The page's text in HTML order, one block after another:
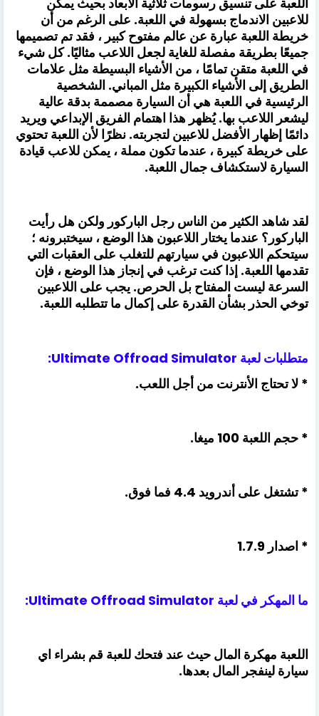
للاعبين الاندماج بسهولة في اللعبة. على الرغم من أن
خريطة اللعبة عبارة عن عالم مفتوح كبير ، فقد تم تصميمها
جميعًا بطريقة مفصلة للغاية لجعل اللاعب مثاليًا. كل شيء
في اللعبة متقن تمامًا ، من الأشياء البسيطة مثل علامات
الطريق إلى الأشياء الكبيرة مثل المباني. الشخصية
الرئيسية في اللعبة هي أن السيارة مصممة بدقة عالية
ليشعر اللاعب بها. يُظهر هذا اهتمام الفريق الإبداعي ويريد
دائمًا إظهار الأفضل للاعبين لتجربته. نظرًا لأن اللعبة تحتوي
على خريطة كبيرة ، عندما تكون مملة ، يمكن للاعب قيادة
السيارة لاستكشاف جمال اللعبة.
لقد شاهد الكثير من الناس رجل الباركور ولكن هل رأيت
الباركور؟ عندما يختار اللاعبون هذا الوضع ، سيختبرونه ؛
سيتحكم اللاعبون في سيارتهم للتغلب على العقبات التي
تقدمها اللعبة. إذا كنت ترغب في إنجاز هذا الوضع ، فإن
السرعة ليست المفتاح بل الحرص. يجب على اللاعبين
توخي الحذر بشأن القدرة على إكمال ما تتطلبه اللعبة.
متطلبات لعبة Ultimate Offroad Simulator:
* لا تحتاج الأنترنت من أجل اللعب.
* حجم اللعبة 100 ميغا.
* تشتغل على أندرويد 4.4 فما فوق.
* اصدار 1.7.9
ما المهكر في لعبة Ultimate Offroad Simulator:
اللعبة مهكرة المال حيث عند فتحك للعبة قم بشراء اي
سيارة لينفجر المال بعدها.